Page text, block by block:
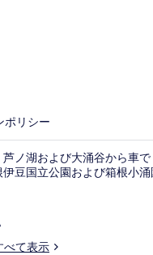
ポリシー
ノ湖および大涌谷から車
豆国立公園および箱根小
べて表示